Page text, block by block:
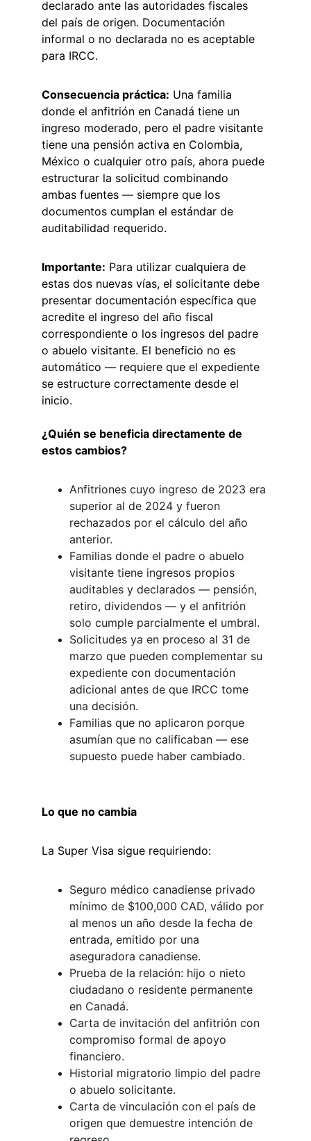
declarado ante las autoridades fiscales
del país de origen. Documentación
informal o no declarada no es aceptable
para IRCC.
Consecuencia práctica: Una familia
donde el anfitrión en Canadá tiene un
ingreso moderado, pero el padre visitante
tiene una pensión activa en Colombia,
México o cualquier otro país, ahora puede
estructurar la solicitud combinando
ambas fuentes — siempre que los
documentos cumplan el estándar de
auditabilidad requerido.
Importante: Para utilizar cualquiera de
estas dos nuevas vías, el solicitante debe
presentar documentación específica que
acredite el ingreso del año fiscal
correspondiente o los ingresos del padre
o abuelo visitante. El beneficio no es
automático — requiere que el expediente
se estructure correctamente desde el
inicio.
¿Quién se beneficia directamente de
estos cambios?
Anfitriones cuyo ingreso de 2023 era
superior al de 2024 y fueron
rechazados por el cálculo del año
anterior.
Familias donde el padre o abuelo
visitante tiene ingresos propios
auditables y declarados — pensión,
retiro, dividendos — y el anfitrión
solo cumple parcialmente el umbral.
Solicitudes ya en proceso al 31 de
marzo que pueden complementar su
expediente con documentación
adicional antes de que IRCC tome
una decisión.
Familias que no aplicaron porque
asumían que no calificaban — ese
supuesto puede haber cambiado.
Lo que no cambia
La Super Visa sigue requiriendo:
Seguro médico canadiense privado
mínimo de $100,000 CAD, válido por
al menos un año desde la fecha de
entrada, emitido por una
aseguradora canadiense.
Prueba de la relación: hijo o nieto
ciudadano o residente permanente
en Canadá.
Carta de invitación del anfitrión con
compromiso formal de apoyo
financiero.
Historial migratorio limpio del padre
o abuelo solicitante.
Carta de vinculación con el país de
origen que demuestre intención de